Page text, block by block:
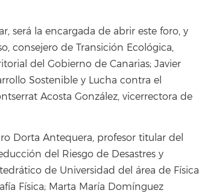
será la encargada de abrir este foro, y
consejero de Transición Ecológica,
del Gobierno de Canarias; Javier
Sostenible y Lucha contra el
Acosta González, vicerrectora de
Dorta Antequera, profesor titular del
del Riesgo de Desastres y
de Universidad del área de Física
Física; Marta María Domínguez